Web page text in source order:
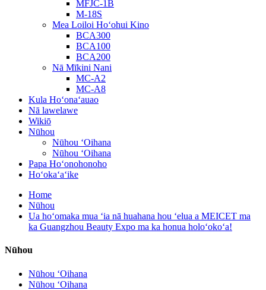
MFJC-1B
M-18S
Mea Loiloi Hoʻohui Kino
BCA300
BCA100
BCA200
Nā Mīkini Nani
MC-A2
MC-A8
Kula Hoʻonaʻauao
Nā lawelawe
Wikiō
Nūhou
Nūhou ʻOihana
Nūhou ʻOihana
Papa Hoʻonohonoho
Hoʻokaʻaʻike
Home
Nūhou
Ua hoʻomaka mua ʻia nā huahana hou ʻelua a MEICET ma
ka Guangzhou Beauty Expo ma ka honua holoʻokoʻa!
Nūhou
Nūhou ʻOihana
Nūhou ʻOihana